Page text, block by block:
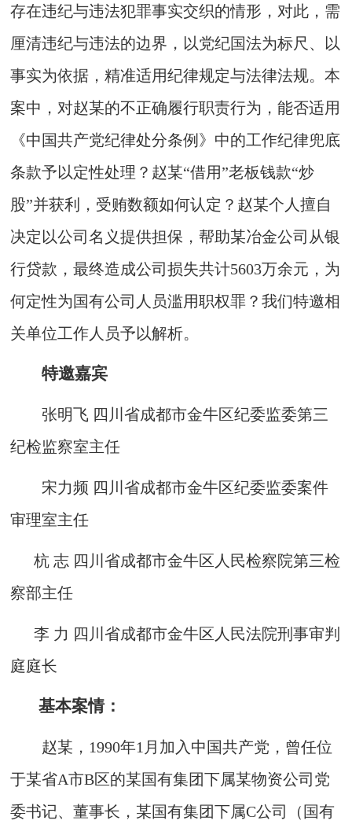
存在违纪与违法犯罪事实交织的情形，对此，需
厘清违纪与违法的边界，以党纪国法为标尺、以
事实为依据，精准适用纪律规定与法律法规。本
案中，对赵某的不正确履行职责行为，能否适用
《中国共产党纪律处分条例》中的工作纪律兜底
条款予以定性处理？赵某“借用”老板钱款“炒
股”并获利，受贿数额如何认定？赵某个人擅自
决定以公司名义提供担保，帮助某冶金公司从银
行贷款，最终造成公司损失共计5603万余元，为
何定性为国有公司人员滥用职权罪？我们特邀相
关单位工作人员予以解析。
特邀嘉宾
张明飞 四川省成都市金牛区纪委监委第三
纪检监察室主任
宋力频 四川省成都市金牛区纪委监委案件
审理室主任
杭 志 四川省成都市金牛区人民检察院第三检
察部主任
李 力 四川省成都市金牛区人民法院刑事审判
庭庭长
基本案情：
赵某，1990年1月加入中国共产党，曾任位
于某省A市B区的某国有集团下属某物资公司党
委书记、董事长，某国有集团下属C公司（国有